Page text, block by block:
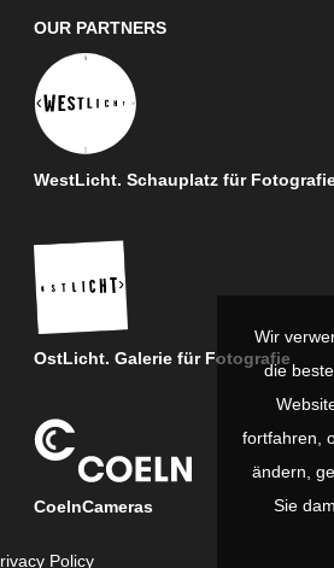
OUR PARTNERS
WestLicht. Schauplatz für
OstLicht. Galerie für Fotografie
CoelnCameras
Policy
Wir
die
fortfahren,
ändern,
Sie